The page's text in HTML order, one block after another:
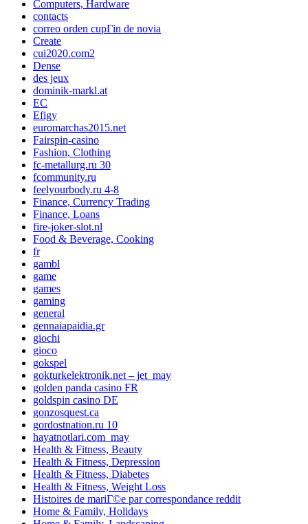
Computers, Hardware
contacts
correo orden cupГіn de novia
Create
cui2020.com2
Dense
des jeux
dominik-markl.at
EC
Efigy
euromarchas2015.net
Fairspin-casino
Fashion, Clothing
fc-metallurg.ru 30
fcommunity.ru
feelyourbody.ru 4-8
Finance, Currency Trading
Finance, Loans
fire-joker-slot.nl
Food & Beverage, Cooking
fr
gambl
game
games
gaming
general
gennaiapaidia.gr
giochi
gioco
gokspel
gokturkelektronik.net – jet_may
golden panda casino FR
goldspin casino DE
gonzosquest.ca
gordostnation.ru 10
hayatnotlari.com_may
Health & Fitness, Beauty
Health & Fitness, Depression
Health & Fitness, Diabetes
Health & Fitness, Weight Loss
Histoires de mariГ©e par correspondance reddit
Home & Family, Holidays